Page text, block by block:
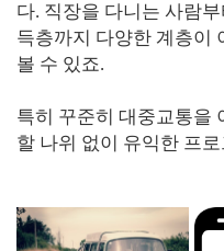
다. 직장을 다니는 사람
득층까지 다양한 계층이
볼 수 있죠.
특히 꾸준히 대중교통을
할 나위 없이 유익한 프